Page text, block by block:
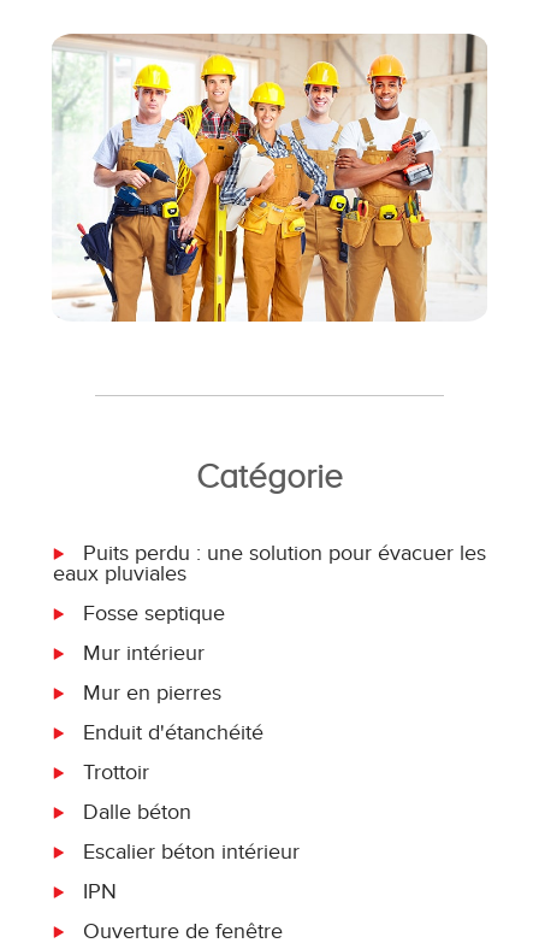
Catégorie
Puits perdu : une solution pour évacuer les
eaux pluviales
Fosse septique
Mur intérieur
Mur en pierres
Enduit d'étanchéité
Trottoir
Dalle béton
Escalier béton intérieur
IPN
Ouverture de fenêtre